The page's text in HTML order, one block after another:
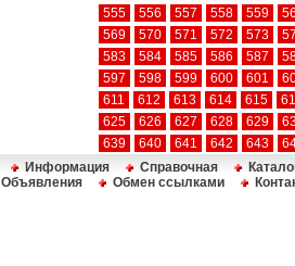
555
556 557 558 559
569
570 571 572 573
583
584 585 586 587
597
598 599 600 601
611
612 613 614 615
625
626 627 628 629
639
640 641 642 643
Информация Справочная
Объявления Обмен ссылками